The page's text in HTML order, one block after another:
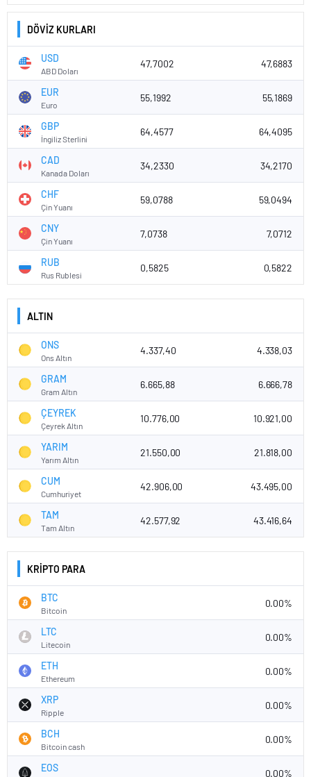
DÖVİZ KURLARI
USD
ABD Doları
47,7002 47,6883
EUR
Euro
55,1992 55,1869
GBP
İngiliz Sterlini
64,4577 64,4095
CAD
Kanada Doları
34,2330 34,2170
CHF
Çin Yuanı
59,0788 59,0494
CNY
Çin Yuanı
7,0738 7,0712
RUB
Rus Rublesi
0,5825 0,5822
ALTIN
ONS
Ons Altın
4.337,40 4.338,03
GRAM
Gram Altın
6.665,88 6.666,78
ÇEYREK
Çeyrek Altın
10.776,00 10.921,00
YARIM
Yarım Altın
21.550,00 21.818,00
CUM
Cumhuriyet
42.906,00 43.495,00
TAM
Tam Altın
42.577,92 43.416,64
KRİPTO PARA
BTC
Bitcoin
0.00%
LTC
Litecoin
0.00%
ETH
Ethereum
0.00%
XRP
Ripple
0.00%
BCH
Bitcoin cash
0.00%
EOS 0.00%